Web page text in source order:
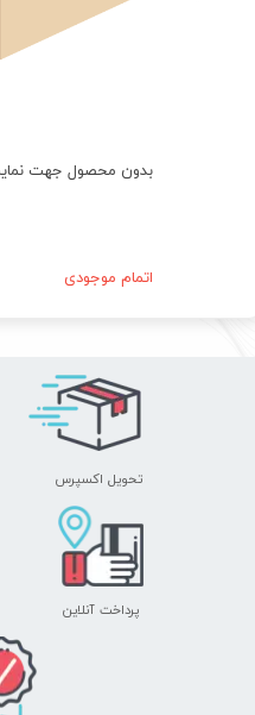
بدون محصول جهت
اتمام موجودی
تحویل اکسپرس
پرداخت آنلاین